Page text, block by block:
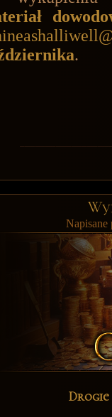
.
Napisane
Drogie